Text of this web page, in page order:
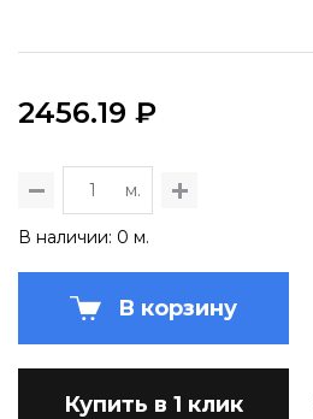
2456.19 ₽
м.
В наличии: 0 м.
В корзину
Купить в 1 клик